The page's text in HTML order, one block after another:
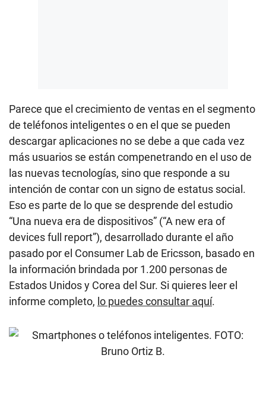
Parece que el crecimiento de ventas en el segmento
de teléfonos inteligentes o en el que se pueden
descargar aplicaciones no se debe a que cada vez
más usuarios se están compenetrando en el uso de
las nuevas tecnologías, sino que responde a su
intención de contar con un signo de estatus social.
Eso es parte de lo que se desprende del estudio
“Una nueva era de dispositivos” (“A new era of
devices full report”), desarrollado durante el año
pasado por el Consumer Lab de Ericsson, basado en
la información brindada por 1.200 personas de
Estados Unidos y Corea del Sur. Si quieres leer el
informe completo, lo puedes consultar aquí.